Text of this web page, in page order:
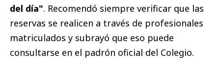
del día". Recomendó siempre verificar que las
reservas se realicen a través de profesionales
matriculados y subrayó que eso puede
consultarse en el padrón oficial del Colegio.